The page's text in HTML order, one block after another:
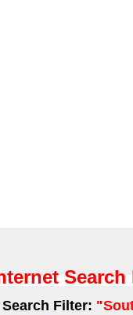
Search Filter: